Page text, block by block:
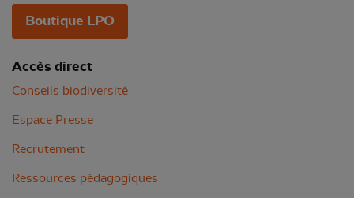
Boutique LPO
Accès direct
Conseils biodiversité
Espace Presse
Recrutement
Ressources pédagogiques